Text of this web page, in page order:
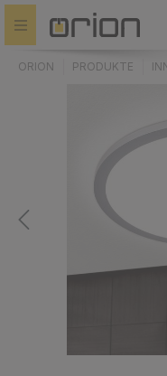
springen
ORION PRODUKTE